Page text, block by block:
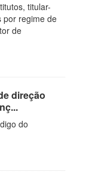
titular-
por regime de
de
direção
do